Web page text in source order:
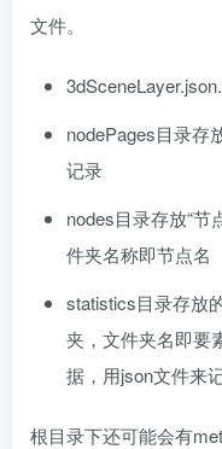
文件。
nodePages目录存
记录
nodes目录存放“节
件夹名称即节点名
statistics目录存放
夹，文件夹名即要
据，用json文件来
根目录下还可能会有